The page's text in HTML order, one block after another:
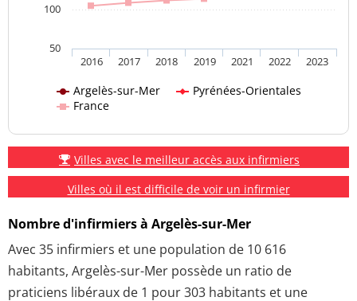
Argelès-sur-Mer
Pyrénées-Orientales
France
2016 2017 2018 2019 2021 2022 2023
50
100
Villes avec le meilleur accès aux infirmiers
Villes où il est difficile de voir un infirmier
Nombre d'infirmiers à Argelès-sur-Mer
Avec 35 infirmiers et une population de 10 616
habitants, Argelès-sur-Mer possède un ratio de
praticiens libéraux de 1 pour 303 habitants et une